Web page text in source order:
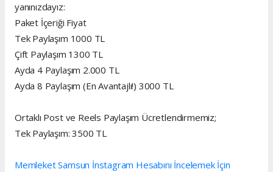
yanınızdayız:
Paket İçeriği Fiyat
Tek Paylaşım 1000 TL
Çift Paylaşım 1300 TL
Ayda 4 Paylaşım 2.000 TL
Ayda 8 Paylaşım (En Avantajlı!) 3000 TL
Ortaklı Post ve Reels Paylaşım Ücretlendirmemiz;
Tek Paylaşım: 3500 TL
Memleket Samsun İnstagram Hesabını İncelemek İçin